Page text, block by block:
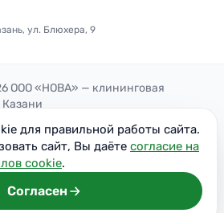
ул. Блюхера, 9
ООО «НОВА» — клининговая
для правильной работы сайта.
сайт, Вы даёте согласие на
cookie.
Согласен